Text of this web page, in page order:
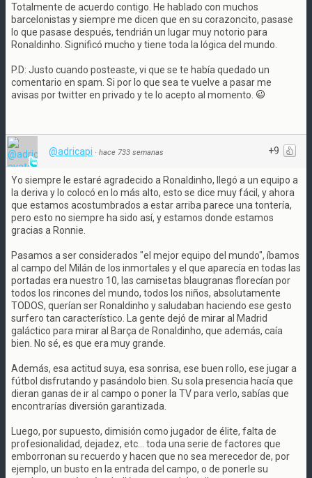
Totalmente de acuerdo contigo. He hablado con muchos
barcelonistas y siempre me dicen que en su corazoncito, pasase
lo que pasase después, tendrián un lugar muy notorio para
Ronaldinho. Significó mucho y tiene toda la lógica del mundo.
P.D: Justo cuando posteaste, vi que se te había quedado un
comentario en spam. Si por lo que sea te vuelve a pasar me
avisas por twitter en privado y te lo acepto al momento.
+9
@adricapi · hace 733 semanas
Yo siempre le estaré agradecido a Ronaldinho, llegó a un equipo a
la deriva y lo colocó en lo más alto, esto se dice muy fácil, y ahora
que estamos acostumbrados a estar arriba parece una tontería,
pero esto no siempre ha sido así, y estamos donde estamos
gracias a Ronnie.
Pasamos a ser considerados "el mejor equipo del mundo", íbamos
al campo del Milán de los inmortales y el que aparecía en todas las
portadas era nuestro 10, las camisetas blaugranas florecían por
todos los rincones del mundo, todos los niños, absolutamente
TODOS, querían ser Ronaldinho y saludaban haciendo ese gesto
surfero tan característico. La gente dejó de mirar al Madrid
galáctico para mirar al Barça de Ronaldinho, que además, caía
bien. No sé, es que era muy grande.
Además, esa actitud suya, esa sonrisa, ese buen rollo, ese jugar a
fútbol disfrutando y pasándolo bien. Su sola presencia hacía que
dieran ganas de ir al campo o poner la TV para verlo, sabías que
encontrarías diversión garantizada.
Luego, por supuesto, dimisión como jugador de élite, falta de
profesionalidad, dejadez, etc... toda una serie de factores que
emborronan su recuerdo y hacen que no sea merecedor de, por
ejemplo, un busto en la entrada del campo, o de ponerle su